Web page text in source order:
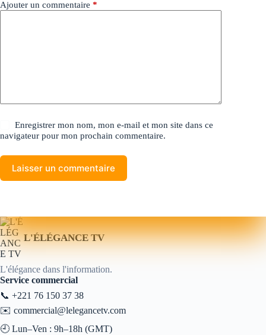
Ajouter un commentaire *
Enregistrer mon nom, mon e-mail et mon site dans ce
navigateur pour mon prochain commentaire.
Laisser un commentaire
L'ÉLÉGANCE TV
L'élégance dans l'information.
Service commercial
📞 +221 76 150 37 38
✉️ commercial@lelegancetv.com
🕘 Lun–Ven : 9h–18h (GMT)